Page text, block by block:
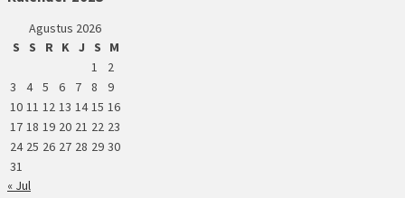
Agustus 2026
S
S R K J S
M
1
2
3
4 5 6 7 8
9
10 11 12 13 14 15 16
17 18 19 20 21 22 23
24 25 26 27 28 29 30
31
« Jul